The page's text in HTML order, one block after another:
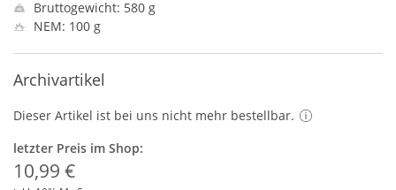
Bruttogewicht: 580 g
NEM: 100 g
Archivartikel
Dieser Artikel ist bei uns nicht mehr bestellbar.
letzter Preis im Shop:
10,99 €